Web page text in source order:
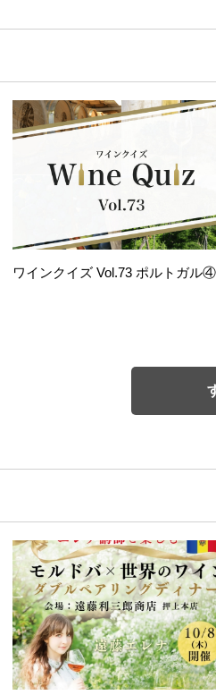
ワインクイズ Vol.73 ポルトガル④